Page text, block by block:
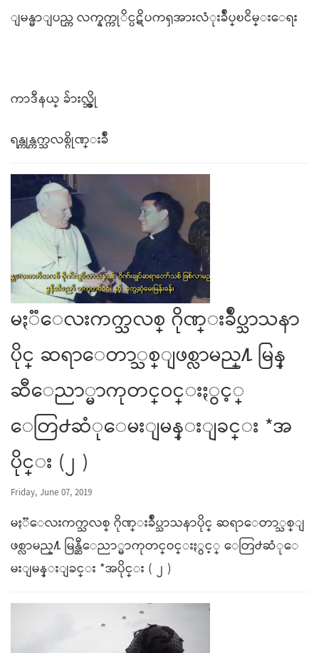
ျမန္မာျပည္က လက္နက္ကုိင္ပဋိပကၡအားလံုးခ်ဳပ္ၿငိမ္းေရး
ကာဒီနယ္ ခ်ားလ္စ္ဘို
ရန္ကုန္ကက္သလစ္ဂိုဏ္းခ်ဳ
မႏၱေလးကက္သလစ္ ဂိုဏ္းခ်ဳပ္သာသနာ
ပိုင္ ဆရာေတာ္သစ္ျဖစ္လာမည္႔ မြန္
ဆီေညာ္မာကုတင္ဝင္းႏွင့္
ေတြ႕ဆံုေမးျမန္းျခင္း *အ
ပိုင္း (၂ )
Friday, June 07, 2019
မႏၱေလးကက္သလစ္ ဂိုဏ္းခ်ဳပ္သာသနာပိုင္ ဆရာေတာ္သစ္ျ
ဖစ္လာမည္႔ မြန္ဆီေညာ္မာကုတင္ဝင္းႏွင့္ ေတြ႕ဆံုေ
မးျမန္းျခင္း *အပိုင္း ( ၂ )